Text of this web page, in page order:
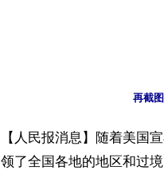
再截
【人民报消息】随着美国
领了全国各地的地区和过境